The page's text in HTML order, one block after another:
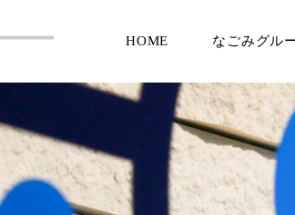
HOME なごみグル